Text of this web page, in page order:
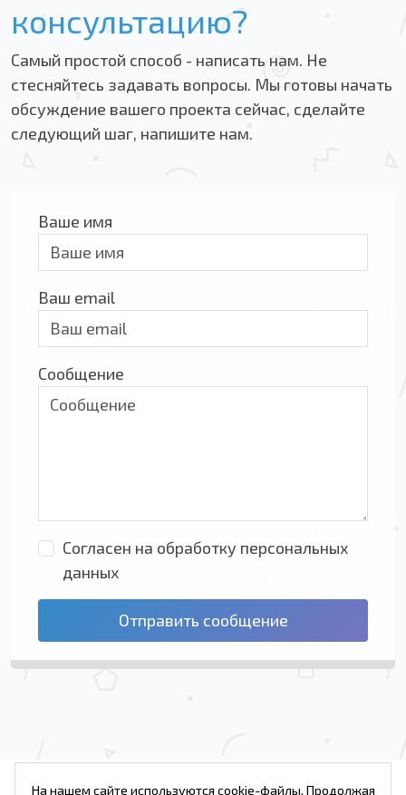
консультацию?
Самый простой способ - написать нам. Не
стесняйтесь задавать вопросы. Мы готовы начать
обсуждение вашего проекта сейчас, сделайте
следующий шаг, напишите нам.
Ваше имя
Ваш email
Сообщение
Согласен на обработку персональных
данных
Отправить сообщение
На нашем сайте используются cookie-файлы. Продолжая